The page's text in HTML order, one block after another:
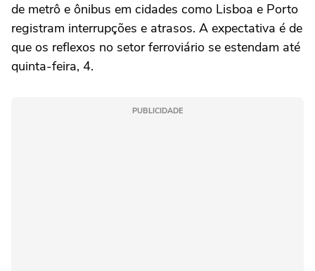
de metrô e ônibus em cidades como Lisboa e Porto
registram interrupções e atrasos. A expectativa é de
que os reflexos no setor ferroviário se estendam até
quinta-feira, 4.
PUBLICIDADE